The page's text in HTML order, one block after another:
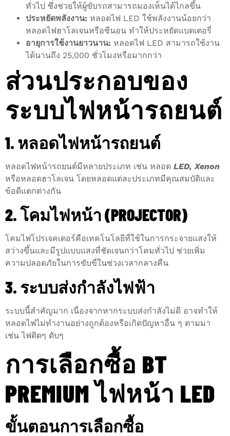
ทั่วไป ซึ่งช่วยให้ผู้ขับรถสามารถมองเห็นได้ไกลขึ้น
ประหยัดพลังงาน: หลอดไฟ LED ใช้พลังงานน้อยกว่า
หลอดไฟฮาโลเจนหรือซีนอน ทำให้ประหยัดแบตเตอรี่
อายุการใช้งานยาวนาน: หลอดไฟ LED สามารถใช้งาน
ได้นานถึง 25,000 ชั่วโมงหรือมากกว่า
ส่วนประกอบของ
ระบบไฟหน้ารถยนต์
1. หลอดไฟหน้ารถยนต์
หลอดไฟหน้ารถยนต์มีหลายประเภท เช่น หลอด LED, Xenon
หรือหลอดฮาโลเจน โดยหลอดแต่ละประเภทมีคุณสมบัติและ
ข้อดีแตกต่างกัน
2. โคมไฟหน้า (PROJECTOR)
โคมไฟโปรเจคเตอร์คือเทคโนโลยีที่ใช้ในการกระจายแสงให้
สว่างขึ้นและมีรูปแบบแสงที่ชัดเจนกว่าโคมทั่วไป ช่วยเพิ่ม
ความปลอดภัยในการขับขี่ในช่วงเวลากลางคืน
3. ระบบส่งกำลังไฟฟ้า
ระบบนี้สำคัญมาก เนื่องจากหากระบบส่งกำลังไม่ดี อาจทำให้
หลอดไฟไม่ทำงานอย่างถูกต้องหรือเกิดปัญหาอื่น ๆ ตามมา
เช่น ไฟติดๆ ดับๆ
การเลือกซื้อ BT
PREMIUM ไฟหน้า LED
ขั้นตอนการเลือกซื้อ